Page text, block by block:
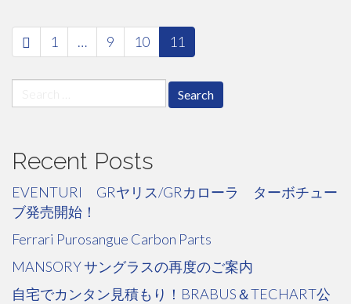
paging-
navigation
1 … 9 10 11
for:
Recent Posts
EVENTURI GRヤリス/GRカローラ ターボチュー
ブ発売開始！
Ferrari Purosangue Carbon Parts
MANSORY サングラスの再度のご案内
自宅でカンタン見積もり！BRABUS＆TECHART公